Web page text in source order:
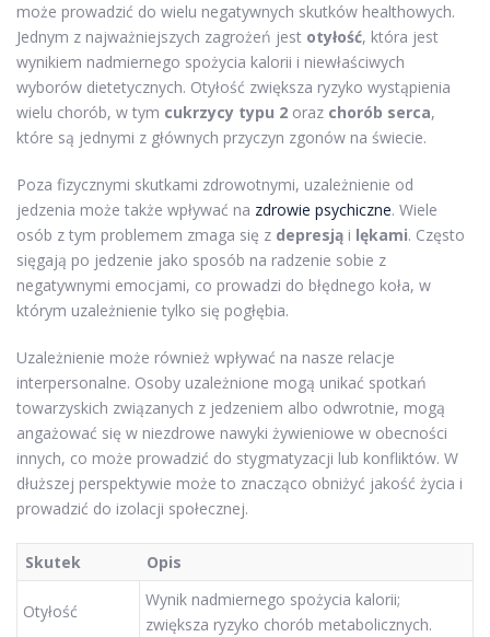
może prowadzić do wielu negatywnych skutków healthowych.
Jednym z najważniejszych zagrożeń jest otyłość, która jest
wynikiem nadmiernego spożycia kalorii i niewłaściwych
wyborów dietetycznych. Otyłość zwiększa ryzyko wystąpienia
wielu chorób, w tym cukrzycy typu 2 oraz chorób serca,
które są jednymi z głównych przyczyn zgonów na świecie.
Poza fizycznymi skutkami zdrowotnymi, uzależnienie od
jedzenia może także wpływać na zdrowie psychiczne. Wiele
osób z tym problemem zmaga się z depresją i lękami. Często
sięgają po jedzenie jako sposób na radzenie sobie z
negatywnymi emocjami, co prowadzi do błędnego koła, w
którym uzależnienie tylko się pogłębia.
Uzależnienie może również wpływać na nasze relacje
interpersonalne. Osoby uzależnione mogą unikać spotkań
towarzyskich związanych z jedzeniem albo odwrotnie, mogą
angażować się w niezdrowe nawyki żywieniowe w obecności
innych, co może prowadzić do stygmatyzacji lub konfliktów. W
dłuższej perspektywie może to znacząco obniżyć jakość życia i
prowadzić do izolacji społecznej.
Skutek Opis
Otyłość
Wynik nadmiernego spożycia kalorii;
zwiększa ryzyko chorób metabolicznych.